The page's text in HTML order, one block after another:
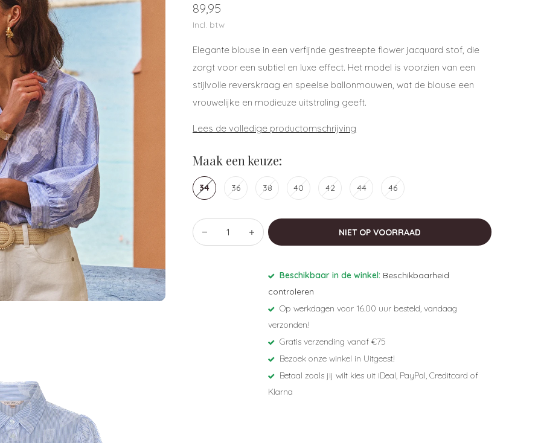
89,95
Incl. btw
Elegante blouse in een verfijnde gestreepte flower jacquard stof, die
zorgt voor een subtiel en luxe effect. Het model is voorzien van een
stijlvolle reverskraag en speelse ballonmouwen, wat de blouse een
vrouwelijke en modieuze uitstraling geeft.
Lees de volledige productomschrijving
Maak een keuze:
34 36 38 40 42 44 46
NIET OP VOORRAAD
Beschikbaar in de winkel: Beschikbaarheid
controleren
Op werkdagen voor 16.00 uur besteld, vandaag
verzonden!
Gratis verzending vanaf €75
Bezoek onze winkel in Uitgeest!
Betaal zoals jij wilt kies uit iDeal, PayPal, Creditcard of
Klarna